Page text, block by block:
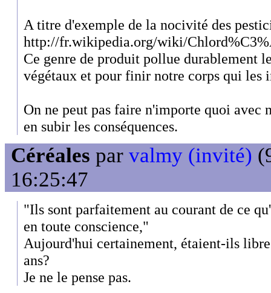
A titre d'exemple de la nocivité des
http://fr.wikipedia.org/wiki/
Ce genre de produit pollue durablement
végétaux et pour finir notre corps qui les
On ne peut pas faire n'importe quoi avec
en subir les conséquences.
Céréales par valmy (invité)
16:25:47
"Ils sont parfaitement au courant de ce
en toute conscience,"
Aujourd'hui certainement, étaient-ils
ans?
Je ne le pense pas.